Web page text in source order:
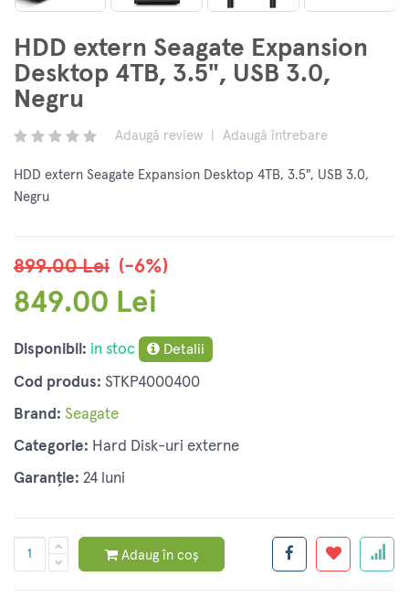
HDD extern Seagate Expansion
Desktop 4TB, 3.5", USB 3.0,
Negru
Adaugă review Adaugă întrebare
HDD extern Seagate Expansion Desktop 4TB, 3.5", USB 3.0,
Negru
899.00 Lei (-6%)
849.00 Lei
Disponibil: in stoc Detalii
Cod produs: STKP4000400
Brand: Seagate
Categorie: Hard Disk-uri externe
Garanție: 24 luni
Adaug în coș